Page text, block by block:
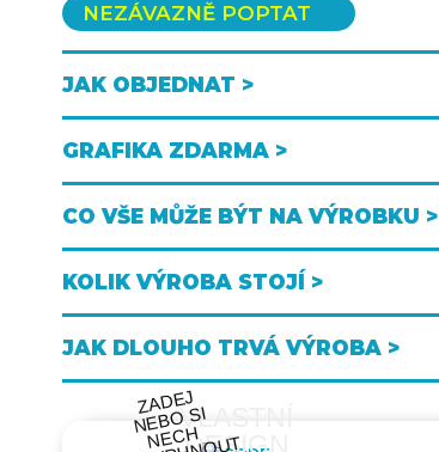
NEZÁVAZNĚ POPTAT
JAK OBJEDNAT >
GRAFIKA ZDARMA >
CO VŠE MŮŽE BÝT NA VÝROBKU >
KOLIK VÝROBA STOJÍ >
JAK DLOUHO TRVÁ VÝROBA >
VLASTNÍ
DESIGN
ZA
DEJ
NEB
O SI
NE
C
H
NAV
R
H
N
O